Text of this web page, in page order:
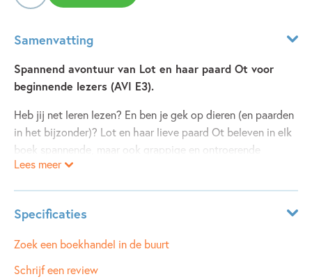
Samenvatting
Spannend avontuur van Lot en haar paard Ot voor
beginnende lezers (AVI E3).
Heb jij net leren lezen? En ben je gek op dieren (en paarden
in het bijzonder)? Lot en haar lieve paard Ot beleven in elk
boek spannende, maar ook grappige en ontroerende
avonturen. Met op elke spread een prachtige tekening van
Lot wordt zeven jaar.
Ze geeft een slaapfeest.
‘Kom je ook, Jip?’
Lees meer
Specificaties
Leeftijdsindicatie: 6 - 7 jaar
ISBN:
9789048749140
Zoek een boekhandel in de buurt
Schrijf een review